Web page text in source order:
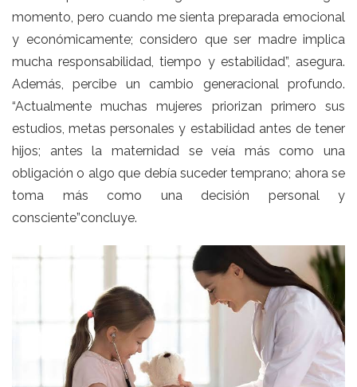
momento, pero cuando me sienta preparada emocional
y económicamente; considero que ser madre implica
mucha responsabilidad, tiempo y estabilidad”, asegura.
Además, percibe un cambio generacional profundo.
“Actualmente muchas mujeres priorizan primero sus
estudios, metas personales y estabilidad antes de tener
hijos; antes la maternidad se veía más como una
obligación o algo que debía suceder temprano; ahora se
toma más como una decisión personal y
consciente”concluye.